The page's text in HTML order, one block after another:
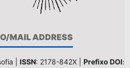
MAIL ADDRESS
| ISSN: 2178-842X | Prefixo DOI: